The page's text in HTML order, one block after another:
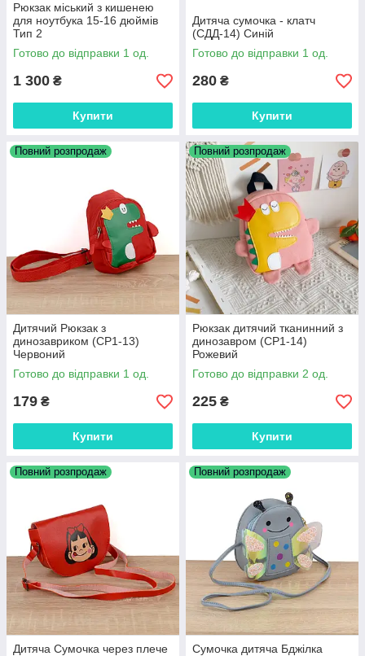
Рюкзак міський з кишенею
для ноутбука 15-16 дюймів
Тип 2
Готово до відправки 1 од.
1 300 ₴
Купити
Дитяча сумочка - клатч
(СДД-14) Синій
Готово до відправки 1 од.
280 ₴
Купити
Повний розпродаж
Дитячий Рюкзак з
динозавриком (СР1-13)
Червоний
Готово до відправки 1 од.
179 ₴
Купити
Повний розпродаж
Рюкзак дитячий тканинний з
динозавром (СР1-14)
Рожевий
Готово до відправки 2 од.
225 ₴
Купити
Повний розпродаж
Дитяча Сумочка через плече
Повний розпродаж
Сумочка дитяча Бджілка